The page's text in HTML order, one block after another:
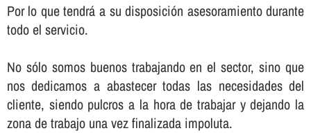
Por lo que tendrá a su disposición asesoramiento durante
todo el servicio.
No sólo somos buenos trabajando en el sector, sino que
nos dedicamos a abastecer todas las necesidades del
cliente, siendo pulcros a la hora de trabajar y dejando la
zona de trabajo una vez finalizada impoluta.